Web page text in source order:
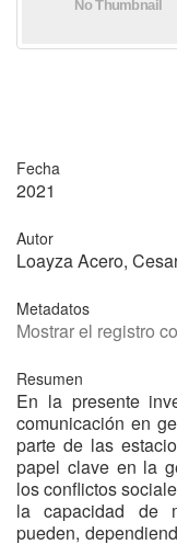
Fecha
2021
Autor
Loayza Acero,
Metadatos
Mostrar el registro
Resumen
En la presente
comunicación en
parte de las
papel clave en la
los conflictos
la capacidad de
pueden,